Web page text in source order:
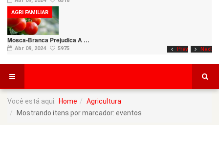
Prev Next
Mosca-Branca Prejudica A …
Abr 09, 2024 5975
AGRI FAMILIAR
Você está aqui: Home
Agricultura
Mostrando itens por marcador: eventos